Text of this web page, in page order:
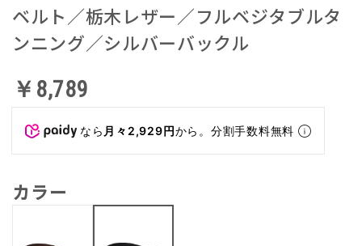
ベルト／栃木レザー／フルベジタブルタ
ンニング／シルバーバックル
￥8,789
なら 月々2,929円から。分割手数料無料
カラー